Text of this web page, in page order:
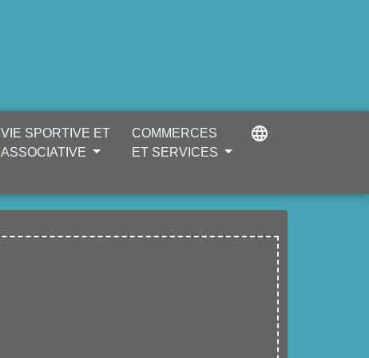
VIE SPORTIVE ET
ASSOCIATIVE
COMMERCES
ET SERVICES
language